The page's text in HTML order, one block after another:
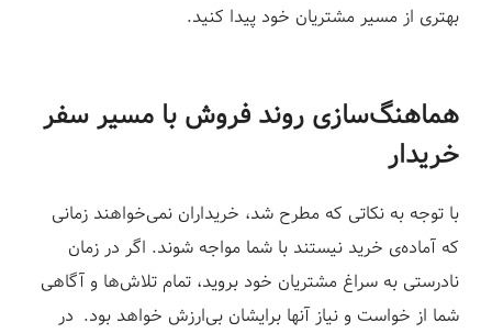
بهتری از مسیر مشتریان خود پیدا کنید.
هماهنگ‌سازی روند فروش با مسیر سفر
خریدار
با توجه به نکاتی که مطرح شد، خریداران نمی‌خواهند زمانی
که آماده‌ی خرید نیستند با شما مواجه شوند. اگر در زمان
نادرستی به سراغ مشتریان خود بروید، تمام تلاش‌ها و آگاهی
شما از خواست و نیاز آنها برایشان بی‌ارزش خواهد بود. در